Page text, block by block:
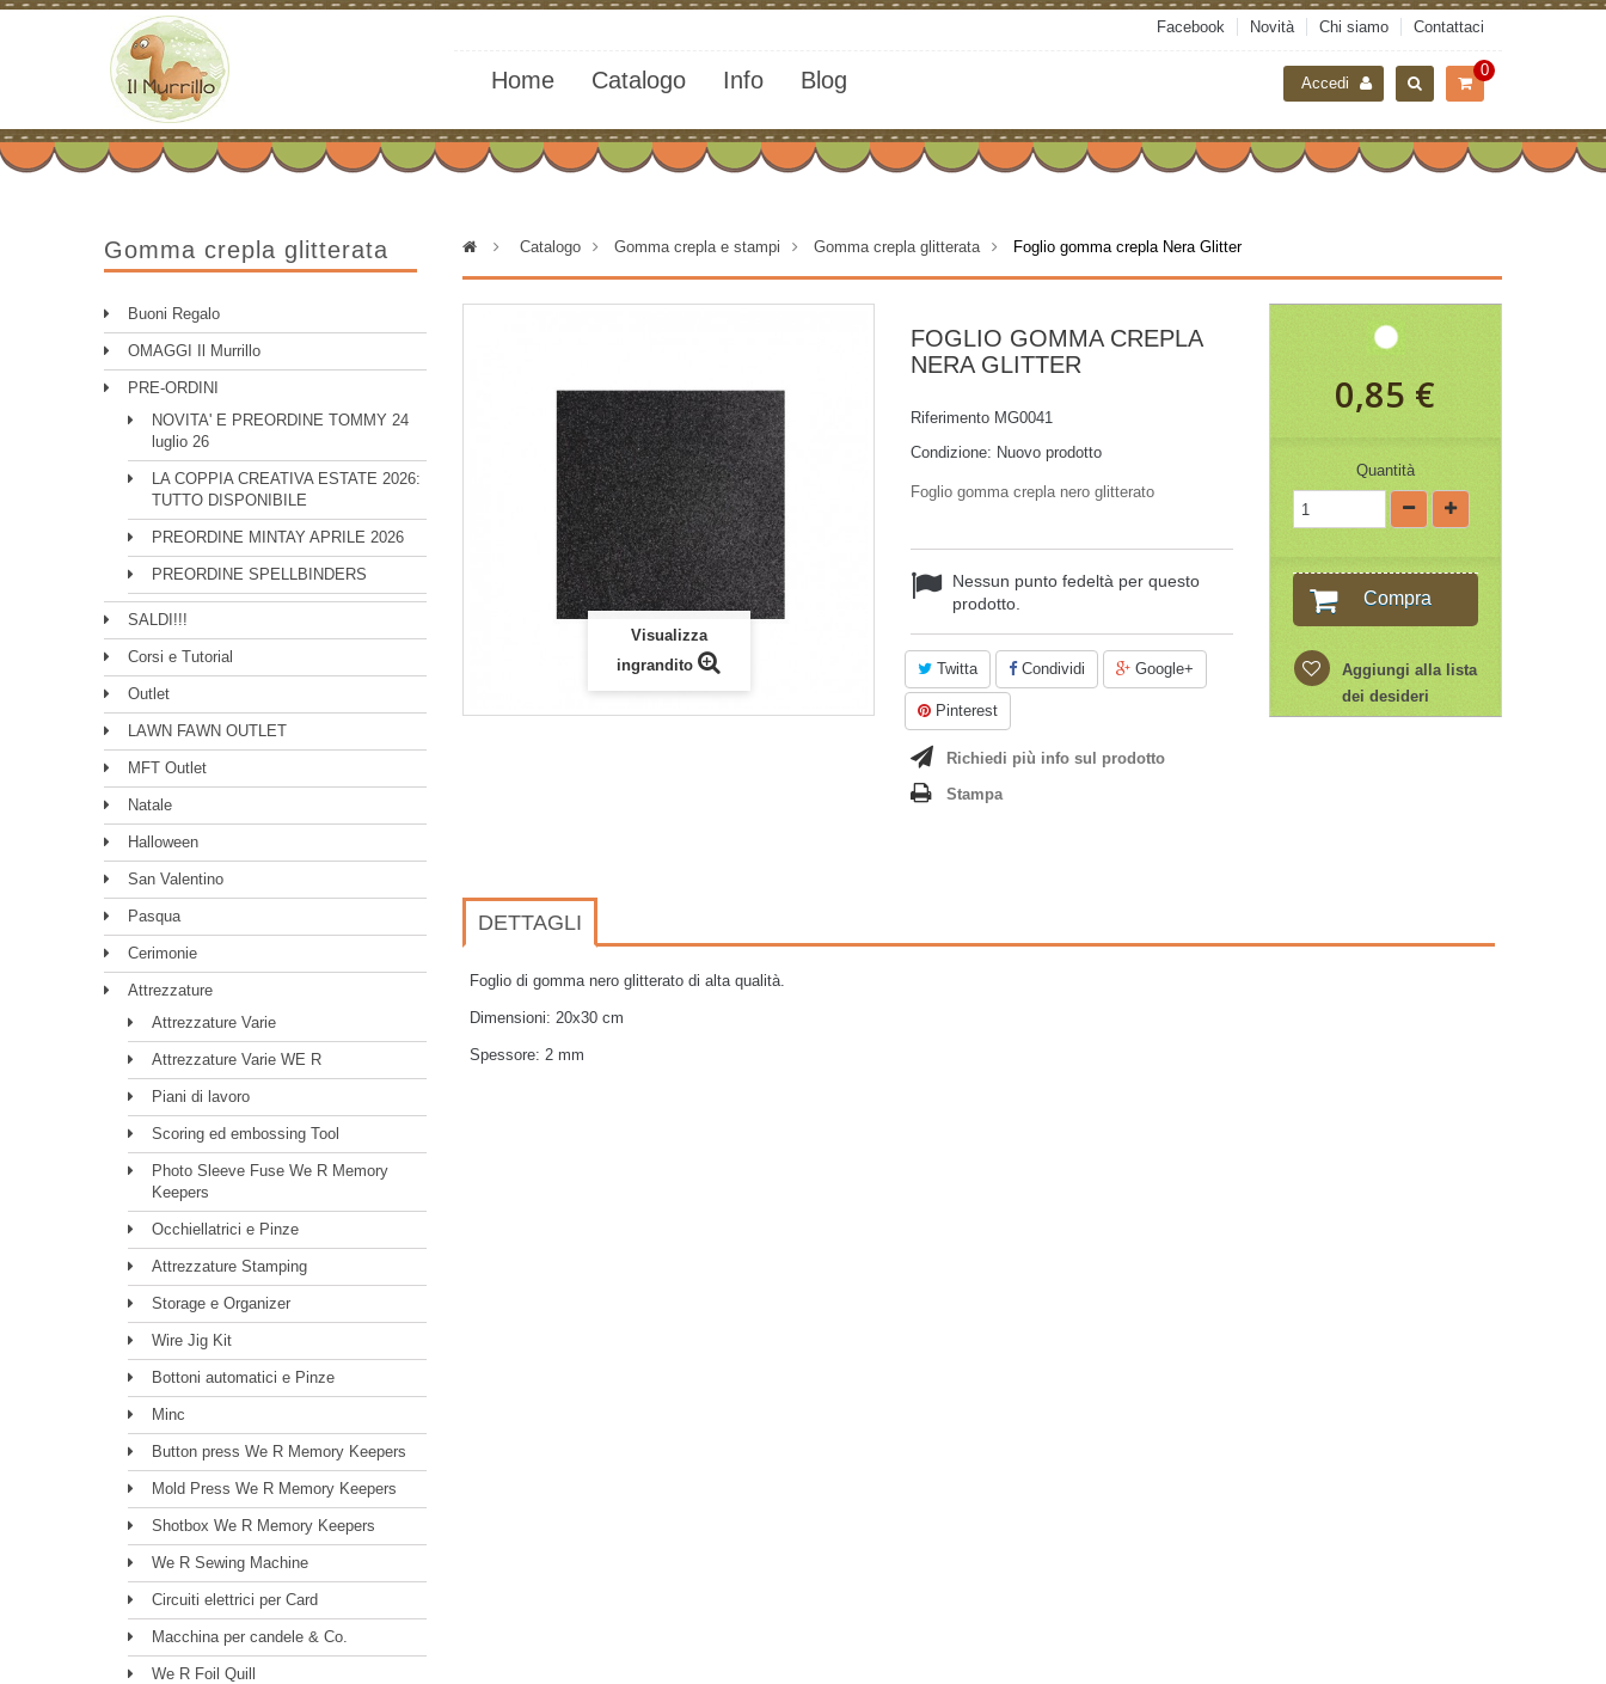
Facebook Novità Chi siamo Contattaci
0
Home Catalogo Info Blog Accedi
Gomma crepla glitterata
Buoni Regalo
OMAGGI Il Murrillo
PRE-ORDINI
NOVITA' E PREORDINE TOMMY 24
luglio 26
LA COPPIA CREATIVA ESTATE 2026:
TUTTO DISPONIBILE
PREORDINE MINTAY APRILE 2026
PREORDINE SPELLBINDERS
SALDI!!!
Corsi e Tutorial
Outlet
LAWN FAWN OUTLET
MFT Outlet
Natale
Halloween
San Valentino
Pasqua
Cerimonie
Attrezzature
Attrezzature Varie
Attrezzature Varie WE R
Piani di lavoro
Scoring ed embossing Tool
Photo Sleeve Fuse We R Memory
Keepers
Occhiellatrici e Pinze
Attrezzature Stamping
Storage e Organizer
Wire Jig Kit
Bottoni automatici e Pinze
Minc
Button press We R Memory Keepers
Mold Press We R Memory Keepers
Shotbox We R Memory Keepers
We R Sewing Machine
Circuiti elettrici per Card
Macchina per candele & Co.
We R Foil Quill
> Catalogo > Gomma crepla e stampi > Gomma crepla glitterata > Foglio gomma crepla Nera Glitter
Visualizza
ingrandito
FOGLIO GOMMA CREPLA
NERA GLITTER
Riferimento MG0041
Condizione: Nuovo prodotto
Foglio gomma crepla nero glitterato
Nessun punto fedeltà per questo
prodotto.
Twitta Condividi Google+
Pinterest
Richiedi più info sul prodotto
Stampa
0,85 €
Quantità
Compra
Aggiungi alla lista
dei desideri
DETTAGLI
Foglio di gomma nero glitterato di alta qualità.
Dimensioni: 20x30 cm
Spessore: 2 mm